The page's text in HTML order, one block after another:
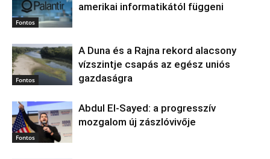
Fontos
amerikai informatikától függeni
Fontos
A Duna és a Rajna rekord alacsony
vízszintje csapás az egész uniós
gazdaságra
Fontos
Abdul El‑Sayed: a progresszív
mozgalom új zászlóvivője